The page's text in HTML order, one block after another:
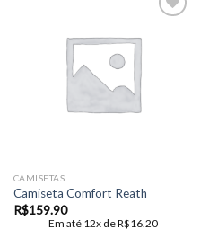
CAMISETAS
Camiseta Comfort Reath
R$159.90
Em até 12x deR$16.20